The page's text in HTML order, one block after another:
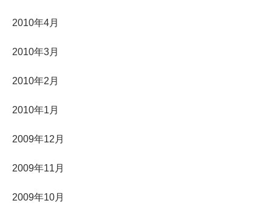
2010年4月
2010年3月
2010年2月
2010年1月
2009年12月
2009年11月
2009年10月